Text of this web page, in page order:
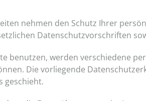
nehmen den Schutz Ihrer
Datenschutzvorschriften
benutzen, werden verschiedene
Die vorliegende
geschieht.